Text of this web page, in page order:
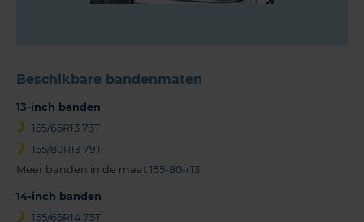
Beschikbare bandenmaten
13-inch banden
155/65R13 73T
155/80R13 79T
Meer banden in de maat 155-80-r13
14-inch banden
155/65R14 75T